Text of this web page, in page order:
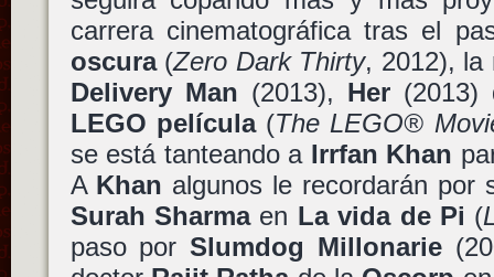
carrera cinematográfica tras el
oscura(Zero Dark Thirty, 2012), la
Delivery Man (2013), Her(2013)
LEGO película(The LEGO®
se está tanteando a Irrfan Khan
A Khan algunos le recordarán por
Surah Sharmaen La vida de Pi (
paso porSlumdog Millonarie